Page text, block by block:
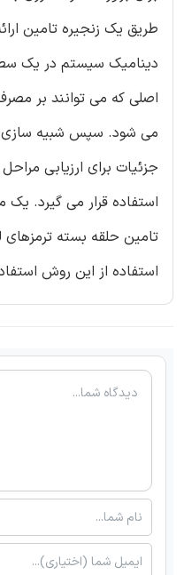
طریق یک زنجیره تامین
دینامیک سیستم در یک
اصلی که می توانند بر
می شود. سپس شبیه سازی
جزئیات برای ارزیابی
استفاده قرار می گیرد. یک
تامین حلقه بسته ترمزهای
استفاده از این روش